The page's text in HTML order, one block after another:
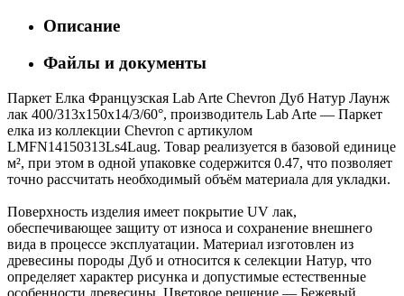
Описание
Файлы и документы
Паркет Елка Французская Lab Arte Chevron Дуб Натур Лаунж
лак 400/313х150х14/3/60°, производитель Lab Arte — Паркет
елка из коллекции Chevron с артикулом
LMFN14150313Ls4Laug. Товар реализуется в базовой единице
м², при этом в одной упаковке содержится 0.47, что позволяет
точно рассчитать необходимый объём материала для укладки.
Поверхность изделия имеет покрытие UV лак,
обеспечивающее защиту от износа и сохранение внешнего
вида в процессе эксплуатации. Материал изготовлен из
древесины породы Дуб и относится к селекции Натур, что
определяет характер рисунка и допустимые естественные
особенности древесины. Цветовое решение — Бежевый,